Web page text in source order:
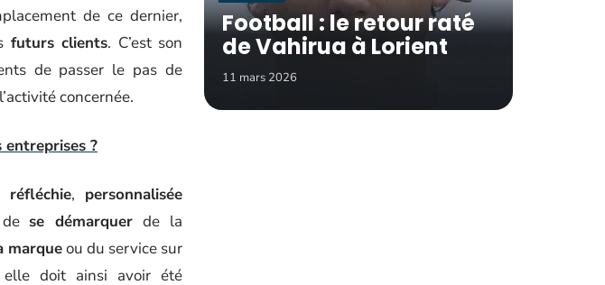
de ce dernier,
futurs clients. C’est son
de passer le pas de
concernée.
?
réfléchie, personnalisée
se démarquer de la
marqueou du service sur
doit ainsi avoir été
Football : le retour raté
de Vahirua à Lorient
11 mars 2026